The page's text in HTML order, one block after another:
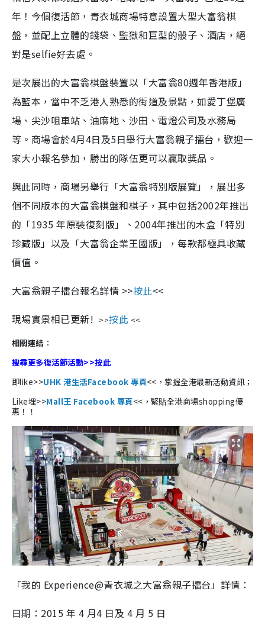
年！今個復活節，青衣城商場特意設置大型大富翁棋
盤，並配上立體的錢袋、監獄和巨型的骰子、酒店，絕
對是selfie好去處。
是次展出的大富翁棋盤裝置以「大富翁80週年香港版」
為藍本，當中不乏港人熟悉的街道及景點，如愛丁堡廣
場、尖沙咀車站、油麻地、沙田、電燈公司及水務局
等。商場會於4月4日及5日舉行大富翁親子擂台，歡迎一
家大小報名參加，勝出的隊伍更可以贏取獎品。
與此同時，商場另舉行「大富翁特別版展覽」，展出多
個不同版本的大富翁棋盤和棋子，其中包括2002年推出
的「1935 年原裝復刻版」、2004年推出的木盒「特別
珍藏版」以及「大富翁企業王國版」，每款都極具收藏
價值。
大富翁親子擂台報名詳情 >>按此<<
現場實景相已更新!
>>按此 <<
相關連結 ：
搜尋更多復活節活動>>按此
即like>>UHK 港生活Facebook 專頁<<，掌握全港最新活動資訊；
Like埋>>Mall王 Facebook 專頁<<，緊貼全港商場shopping優
惠！！
「我的 Experience@青衣城之大富翁親子擂台」詳情：
日期：2015 年 4 月4 日及 4 月 5 日